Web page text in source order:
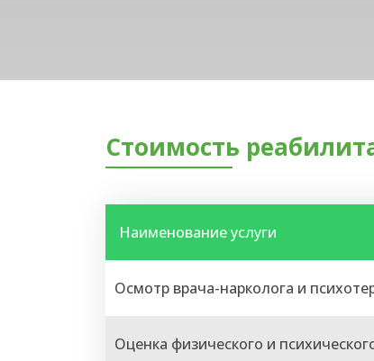
Стоимость
Наименование услуги
Осмотр врача-нарколога и
Оценка физического и